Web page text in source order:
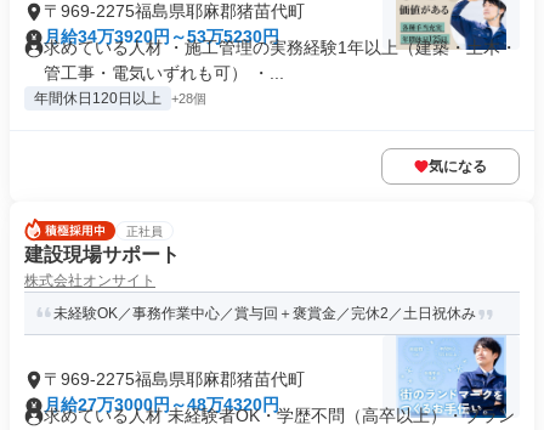
〒969-2275福島県耶麻郡猪苗代町
月給34万3920円～53万5230円
求めている人材 ・施工管理の実務経験1年以上（建築・土木・
管工事・電気いずれも可） ・...
年間休日120日以上 +28個
気になる
正社員
建設現場サポート
株式会社オンサイト
未経験OK／事務作業中心／賞与回＋褒賞金／完休2／土日祝休み
〒969-2275福島県耶麻郡猪苗代町
月給27万3000円～48万4320円
求めている人材 未経験者OK・学歴不問（高卒以上）・ブラン